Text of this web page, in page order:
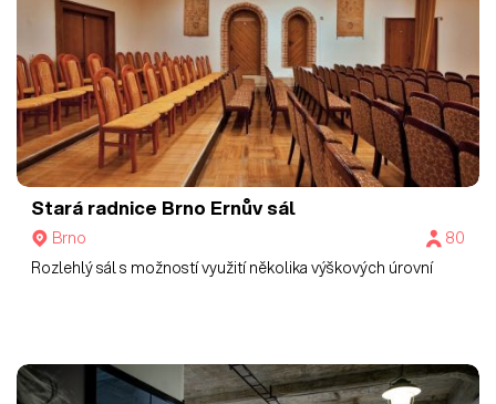
Stará radnice Brno Ernův sál
Brno
80
Rozlehlý sál s možností využití několika výškových úrovní